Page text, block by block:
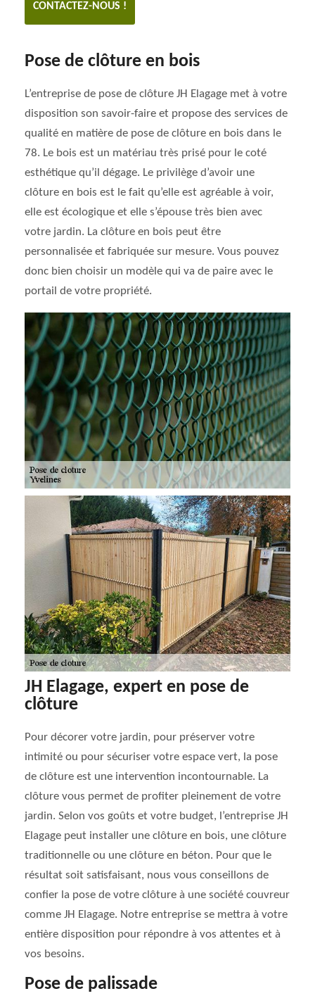
CONTACTEZ-NOUS !
Pose de clôture en bois
L’entreprise de pose de clôture JH Elagage met à votre
disposition son savoir-faire et propose des services de
qualité en matière de pose de clôture en bois dans le
78. Le bois est un matériau très prisé pour le coté
esthétique qu’il dégage. Le privilège d’avoir une
clôture en bois est le fait qu’elle est agréable à voir,
elle est écologique et elle s’épouse très bien avec
votre jardin. La clôture en bois peut être
personnalisée et fabriquée sur mesure. Vous pouvez
donc bien choisir un modèle qui va de paire avec le
portail de votre propriété.
JH Elagage, expert en pose de
clôture
Pour décorer votre jardin, pour préserver votre
intimité ou pour sécuriser votre espace vert, la pose
de clôture est une intervention incontournable. La
clôture vous permet de profiter pleinement de votre
jardin. Selon vos goûts et votre budget, l’entreprise JH
Elagage peut installer une clôture en bois, une clôture
traditionnelle ou une clôture en béton. Pour que le
résultat soit satisfaisant, nous vous conseillons de
confier la pose de votre clôture à une société couvreur
comme JH Elagage. Notre entreprise se mettra à votre
entière disposition pour répondre à vos attentes et à
vos besoins.
Pose de palissade